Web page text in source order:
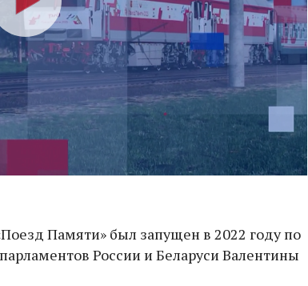
Памяти» был запущен в 2022 году по
России и Беларуси Валентины